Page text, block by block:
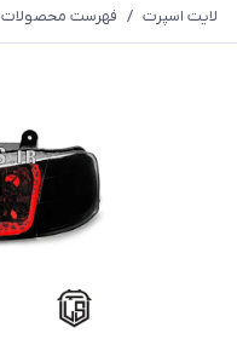
لایت اسپرت / فهرست محصولات